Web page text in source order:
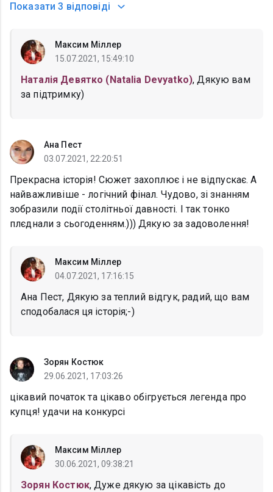
Показати 3 відповіді
Максим Міллер
15.07.2021, 15:49:10
Наталія Девятко (Natalia Devyatko), Дякую вам
за підтримку)
Ана Пест
03.07.2021, 22:20:51
Прекрасна історія! Сюжет захоплює і не відпускає. А
найважливіше - логічний фінал. Чудово, зі знанням
зобразили події столітньої давності. І так тонко
плєднали з сьогоденням.))) Дякую за задоволення!
Максим Міллер
04.07.2021, 17:16:15
Ана Пест, Дякую за теплий відгук, радий, що вам
сподобалася ця історія;-)
Зорян Костюк
29.06.2021, 17:03:26
цікавий початок та цікаво обігрується легенда про
купця! удачи на конкурсі
Максим Міллер
30.06.2021, 09:38:21
Зорян Костюк, Дуже дякую за цікавість до